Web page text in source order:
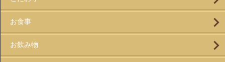
お食事
お飲み物